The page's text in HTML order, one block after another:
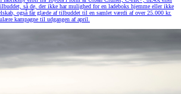
så de, der ikke har mulighed for en ladeboks hjemme eller ikke
også får glæde af tilbuddet til en samlet værdi af over 25.000 kr.
kampagne til udgangen af april.